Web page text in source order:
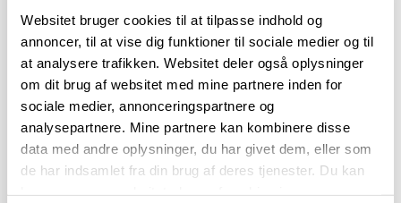
Websitet bruger cookies til at tilpasse indhold og
annoncer, til at vise dig funktioner til sociale medier og til
at analysere trafikken. Websitet deler også oplysninger
om dit brug af websitet med mine partnere inden for
sociale medier, annonceringspartnere og
analysepartnere. Mine partnere kan kombinere disse
data med andre oplysninger, du har givet dem, eller som
de har indsamlet fra din brug af deres tjenester. Du kan
Bergendorff
Velkommen
til Food
Bergendorff,
fyldt med
visuel
inspiration,
opskrifter